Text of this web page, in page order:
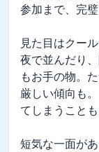
参加まで、完
見た目はクー
夜で並んだり
もお手の物。
厳しい傾向も
てしまうことも
短気な一面が